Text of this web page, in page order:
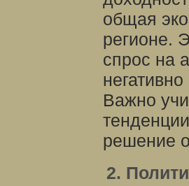
общая
регионе.
спрос на
Важно
решение
2.